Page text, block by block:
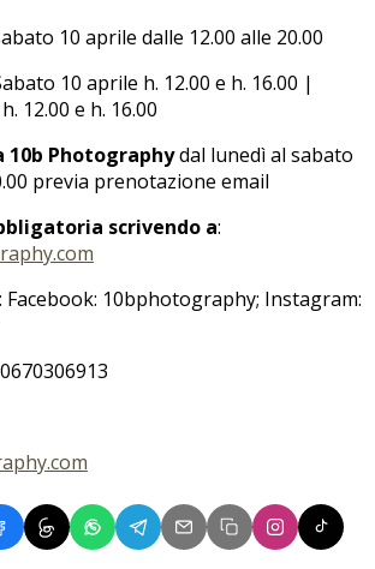
10 aprile dalle 12.00 alle 20.00
10 aprile h. 12.00 e h. 16.00 |
12.00 e h. 16.00
10b Photographydal lunedì al sabato
previa prenotazione email
scrivendo a:
: Facebook: 10bphotography; Instagram: